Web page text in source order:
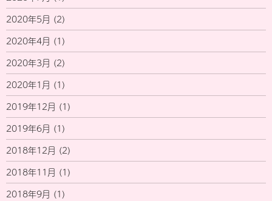
2020年5月 (2)
2020年4月 (1)
2020年3月 (2)
2020年1月 (1)
2019年12月 (1)
2019年6月 (1)
2018年12月 (2)
2018年11月 (1)
2018年9月 (1)